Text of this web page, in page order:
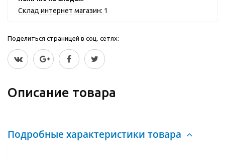
Склад интернет магазин: 1
Поделиться страницей в соц. сетях:
Описание товара
Подробные характеристики товара